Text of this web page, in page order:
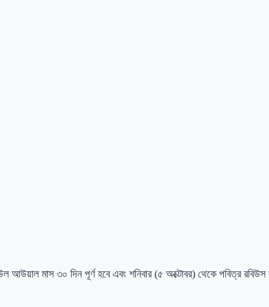
আউয়াল মাস ৩০ দিন পূর্ণ হবে এবং শনিবার (৫ অক্টোবর) থেকে পবিত্র